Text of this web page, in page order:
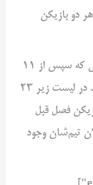
هر دو بازیکن
* حال بر پایه قوانین فصل قبل، بازیکنانی که سپس از 11
دی 1379 متولد شده بودند، می‌توانستند در لیست زیر 23
فصل قبل
تیم‌شان وجود